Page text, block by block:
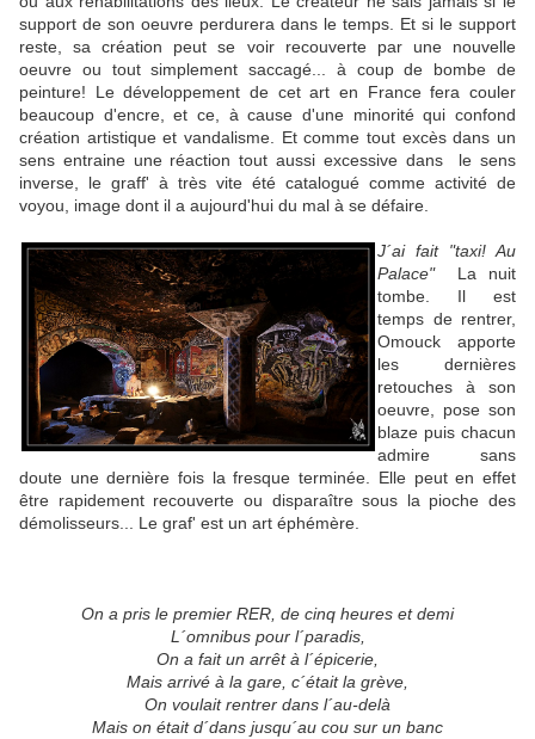
support de son oeuvre perdurera dans le temps. Et si le support
reste, sa création peut se voir recouverte par une nouvelle
oeuvre ou tout simplement saccagé... à coup de bombe de
peinture! Le développement de cet art en France fera couler
beaucoup d'encre, et ce, à cause d'une minorité qui confond
création artistique et vandalisme. Et comme tout excès dans un
sens entraine une réaction tout aussi excessive dans
le sens
inverse, le graff' à très vite été catalogué comme activité de
voyou, image dont il a aujourd'hui du mal à se défaire.
J´ai fait "taxi! Au
Palace"La nuit
tombe. Il est
temps de rentrer,
Omouck apporte
les dernières
retouches à son
oeuvre, pose son
blaze puis chacun
admire sans
doute une dernière fois la fresque terminée. Elle peut en effet
être rapidement recouverte ou disparaître sous la pioche des
démolisseurs... Le graf' est un art éphémère.
On a pris le premier RER, de cinq heures et demi
L´omnibus pour l´paradis,
On a fait un arrêt à l´épicerie,
Mais arrivé à la gare, c´était la grève,
On voulait rentrer dans l´au-delà
Mais on était d´dans jusqu´au cou sur un banc